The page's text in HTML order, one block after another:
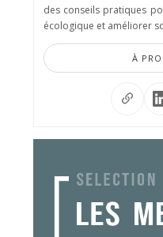
des conseils pratiques
écologique et améliorer
À